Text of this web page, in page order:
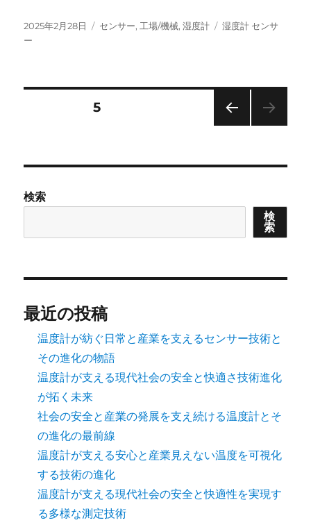
投
稿
2025年2月28日
カ
センサー, 工場/機械,湿度計
タ
湿度計 センサ
ー
の
ペ
ー
ジ
送
り
固定ページ5
検索
検
索
最近の投稿
温度計が紡ぐ日常と産業を支えるセンサー技術と
その進化の物語
温度計が支える現代社会の安全と快適さ技術進化
が拓く未来
社会の安全と産業の発展を支え続ける温度計とそ
の進化の最前線
温度計が支える安心と産業見えない温度を可視化
する技術の進化
温度計が支える現代社会の安全と快適性を実現す
る多様な測定技術